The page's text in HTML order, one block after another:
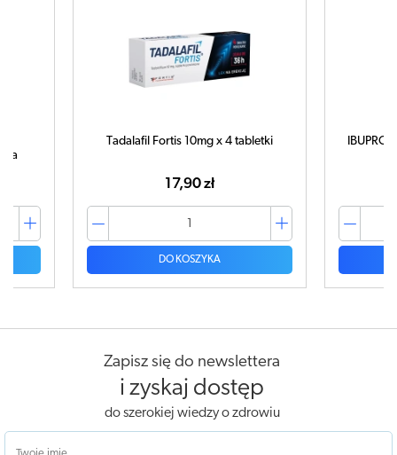
IBUPROM MAX Sprint x 40 kapsułek
Zapisz się do newslettera
i zyskaj dostęp
do szerokiej wiedzy o zdrowiu